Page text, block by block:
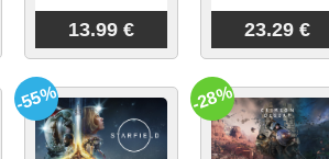
13.99 € 23.29 €
-55% -28%